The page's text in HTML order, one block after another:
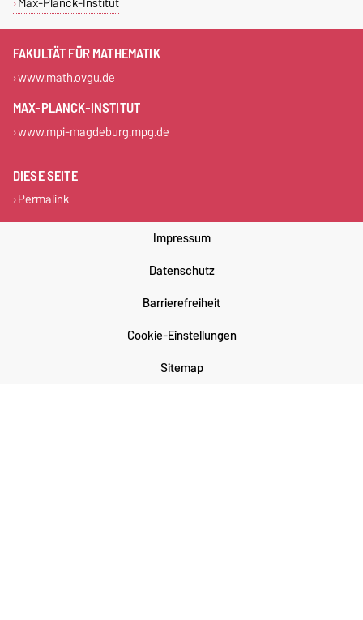
FAKULTÄT FÜR MATHEMATIK
www.math.ovgu.de
MAX-PLANCK-INSTITUT
www.mpi-magdeburg.mpg.de
DIESE SEITE
Permalink
Impressum
Datenschutz
Barrierefreiheit
Cookie-Einstellungen
Sitemap